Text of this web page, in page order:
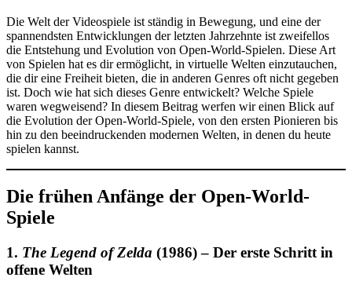
Die Welt der Videospiele ist ständig in Bewegung, und eine der
spannendsten Entwicklungen der letzten Jahrzehnte ist zweifellos
die Entstehung und Evolution von Open-World-Spielen. Diese Art
von Spielen hat es dir ermöglicht, in virtuelle Welten einzutauchen,
die dir eine Freiheit bieten, die in anderen Genres oft nicht gegeben
ist. Doch wie hat sich dieses Genre entwickelt? Welche Spiele
waren wegweisend? In diesem Beitrag werfen wir einen Blick auf
die Evolution der Open-World-Spiele, von den ersten Pionieren bis
hin zu den beeindruckenden modernen Welten, in denen du heute
spielen kannst.
Die frühen Anfänge der Open-World-
Spiele
1. The Legend of Zelda (1986) – Der erste Schritt in
offene Welten